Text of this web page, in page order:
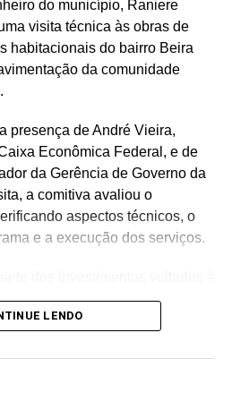
do município, Raniere
visita técnica às obras de
habitacionais do bairro Beira
da comunidade
presença de André Vieira,
Econômica Federal, e de
da Gerência de Governo da
a comitiva avaliou o
aspectos técnicos, o
e a execução dos serviços.
urbana e habitacional do
de oferecer melhores
LENDO